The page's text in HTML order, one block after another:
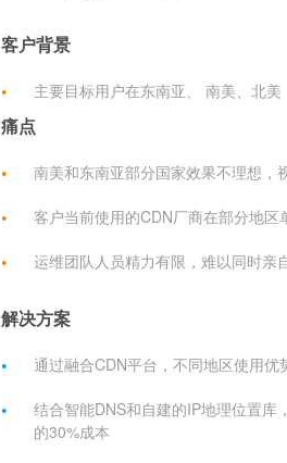
客户背景
•
主要目标用户在东南亚、 南美、北美
痛点
•
南美和东南亚部分国家效果不理想，
• 客户当前使用的CDN厂商在部分地
• 运维团队人员精力有限，难以同时亲
解决方案
•
通过融合CDN平台，不同地区使用优
•
结合智能DNS和自建的IP地理位置库
的30%成本